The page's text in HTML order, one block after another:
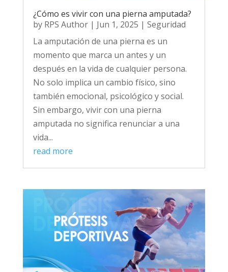
¿Cómo es vivir con una pierna amputada?
by RPS Author| Jun 1, 2025 | Seguridad
La amputación de una pierna es un
momento que marca un antes y un
después en la vida de cualquier persona.
No solo implica un cambio físico, sino
también emocional, psicológico y social.
Sin embargo, vivir con una pierna
amputada no significa renunciar a una
vida...
read more